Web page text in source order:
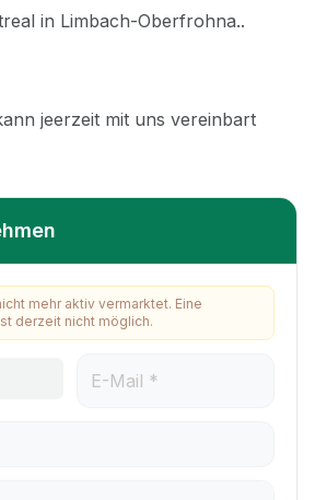
mehr aktiv vermarktet. Eine
derzeit nicht möglich.